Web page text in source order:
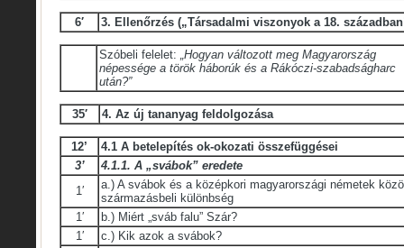
6′ 3. Ellenőrzés („Társadalmi viszonyok a 18.
Szóbeli felelet: „Hogyan változott meg Magyarország
népessége a török háborúk és a Rákóczi-szabadságharc
után?”
35′ 4. Az új tananyag feldolgozása
12’ 4.1 A betelepítés ok-okozati összefüggései
3’
4.1.1. A „svábok” eredete
1′
a.) A svábok és a középkori magyarországi németek
származásbeli különbség
1′
b.) Miért „sváb falu” Szár?
1′
c.) Kik azok a svábok?